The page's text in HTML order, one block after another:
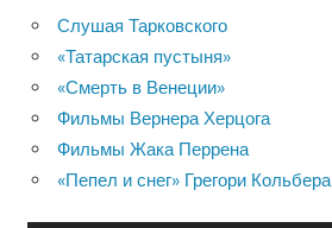
Слушая Тарковского
«Татарская пустыня»
«Смерть в Венеции»
Фильмы Вернера Херцога
Фильмы Жака Перрена
«Пепел и снег» Грегори Кольбера